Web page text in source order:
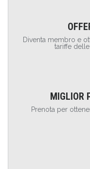
Diventa membro e
tariffe
MIGLIOR
Prenota per